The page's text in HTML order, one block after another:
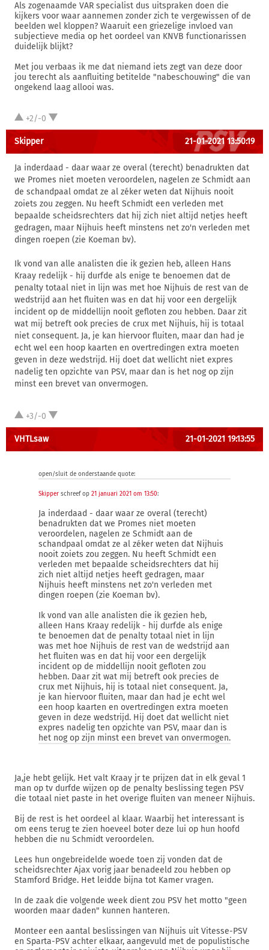
Als zogenaamde VAR specialist dus uitspraken doen die
kijkers voor waar aannemen zonder zich te vergewissen of de
beelden wel kloppen? Waaruit een griezelige invloed van
subjectieve media op het oordeel van KNVB functionarissen
duidelijk blijkt?
Met jou verbaas ik me dat niemand iets zegt van deze door
jou terecht als aanfluiting betitelde "nabeschouwing" die van
ongekend laag allooi was.
+2/-0
Skipper 21-01-2021 13:50:19
Ja inderdaad - daar waar ze overal (terecht) benadrukten dat
we Promes niet moeten veroordelen, nagelen ze Schmidt aan
de schandpaal omdat ze al zéker weten dat Nijhuis nooit
zoiets zou zeggen. Nu heeft Schmidt een verleden met
bepaalde scheidsrechters dat hij zich niet altijd netjes heeft
gedragen, maar Nijhuis heeft minstens net zo'n verleden met
dingen roepen (zie Koeman bv).
Ik vond van alle analisten die ik gezien heb, alleen Hans
Kraay redelijk - hij durfde als enige te benoemen dat de
penalty totaal niet in lijn was met hoe Nijhuis de rest van de
wedstrijd aan het fluiten was en dat hij voor een dergelijk
incident op de middellijn nooit gefloten zou hebben. Daar zit
wat mij betreft ook precies de crux met Nijhuis, hij is totaal
niet consequent. Ja, je kan hiervoor fluiten, maar dan had je
echt wel een hoop kaarten en overtredingen extra moeten
geven in deze wedstrijd. Hij doet dat wellicht niet expres
nadelig ten opzichte van PSV, maar dan is het nog op zijn
minst een brevet van onvermogen.
+3/-0
VHTLsaw 21-01-2021 19:13:55
open/sluit de onderstaande quote:
Skipper schreef op 21 januari 2021 om 13:50:
Ja inderdaad - daar waar ze overal (terecht)
benadrukten dat we Promes niet moeten
veroordelen, nagelen ze Schmidt aan de
schandpaal omdat ze al zéker weten dat Nijhuis
nooit zoiets zou zeggen. Nu heeft Schmidt een
verleden met bepaalde scheidsrechters dat hij
zich niet altijd netjes heeft gedragen, maar
Nijhuis heeft minstens net zo'n verleden met
dingen roepen (zie Koeman bv).
Ik vond van alle analisten die ik gezien heb,
alleen Hans Kraay redelijk - hij durfde als enige
te benoemen dat de penalty totaal niet in lijn
was met hoe Nijhuis de rest van de wedstrijd aan
het fluiten was en dat hij voor een dergelijk
incident op de middellijn nooit gefloten zou
hebben. Daar zit wat mij betreft ook precies de
crux met Nijhuis, hij is totaal niet consequent. Ja,
je kan hiervoor fluiten, maar dan had je echt wel
een hoop kaarten en overtredingen extra moeten
geven in deze wedstrijd. Hij doet dat wellicht niet
expres nadelig ten opzichte van PSV, maar dan is
het nog op zijn minst een brevet van onvermogen.
Ja,je hebt gelijk. Het valt Kraay jr te prijzen dat in elk geval 1
man op tv durfde wijzen op de penalty beslissing tegen PSV
die totaal niet paste in het overige fluiten van meneer Nijhuis.
Bij de rest is het oordeel al klaar. Waarbij het interessant is
om eens terug te zien hoeveel boter deze lui op hun hoofd
hebben die nu Schmidt veroordelen.
Lees hun ongebreidelde woede toen zij vonden dat de
scheidsrechter Ajax vorig jaar benadeeld zou hebben op
Stamford Bridge. Het leidde bijna tot Kamer vragen.
In de zaak die volgende week dient zou PSV het motto "geen
woorden maar daden" kunnen hanteren.
Monteer een aantal beslissingen van Nijhuis uit Vitesse-PSV
en Sparta-PSV achter elkaar, aangevuld met de populistische